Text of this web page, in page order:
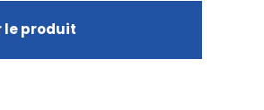
le produit